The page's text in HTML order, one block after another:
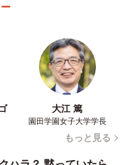
大江 篤
園田学園女子大学学長
もっと見る